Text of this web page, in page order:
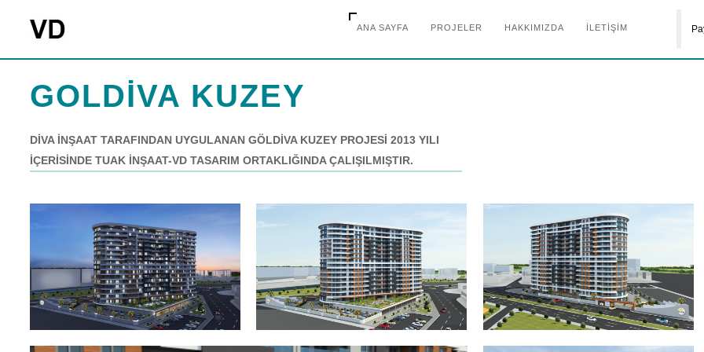
ANA SAYFA PROJELER HAKKIMIZDA İLETİŞİM
GOLDİVA KUZEY
DİVA İNŞAAT TARAFINDAN UYGULANAN GÖLDİVA KUZEY PROJESİ 2013 YILI
İÇERİSİNDE TUAK İNŞAAT-VD TASARIM ORTAKLIĞINDA ÇALIŞILMIŞTIR.